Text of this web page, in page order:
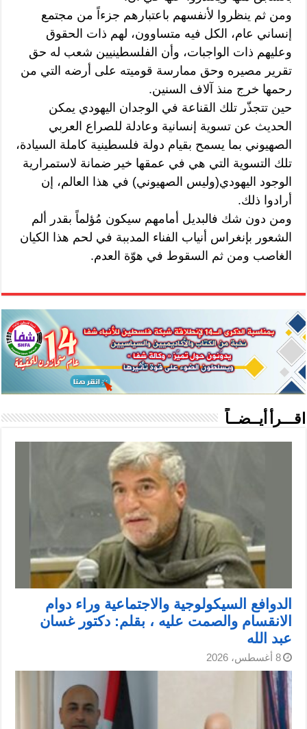
ومن ثم ينظروا لأنفسهم باعتبارهم جزءاً من مجتمع
إنساني عام، الكل فيه متساوون، لهم ذات الحقوق
وعليهم ذات الواجبات، وأن الفلسطينيين شعب له حق
تقرير مصيره وحق ممارسة قوميته على أرضه التي من
رحمها خرج منذ آلاف السنين.
حين تتجذّر تلك القناعة في الوجدان اليهودي يمكن
الحديث عن تسوية إنسانية وعادلة للصراع العربي
الصهيوني بما يسمح بقيام دولة فلسطينية كاملة السيادة،
تلك التسوية التي هي في عمقها خير ضمانة لاستمرارية
الوجود اليهودي(وليس الصهيوني) في هذا العالم، إن
أرادوا ذلك.
ومن دون شك فالبديل أمامهم سيكون مُؤلماً بقدر ألم
الشعور بإنغراس أنياب الفناء المدببة في لحم هذا الكيان
الغاصب ومن ثم السقوط في هوّة العدم.
اقـــرأ أيــضــاً
الدوافع السيكولوجية والاجتماعية وراء دوام
الانقسام والصمت عليه ، بقلم: دكتور غسان
عبد الله
8 أغسطس، 2026